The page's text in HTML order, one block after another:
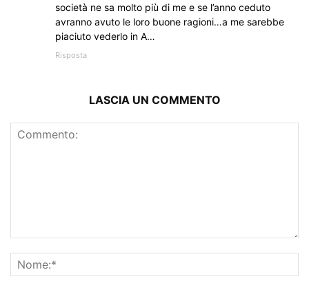
società ne sa molto più di me e se l’anno ceduto
avranno avuto le loro buone ragioni…a me sarebbe
piaciuto vederlo in A…
Risposta
LASCIA UN COMMENTO